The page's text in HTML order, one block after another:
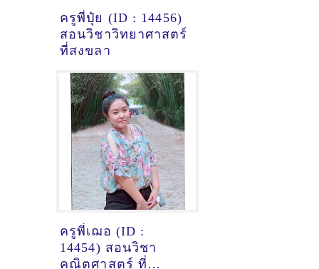
ครูพี่ปุ๋ย (ID : 14456)
สอนวิชาวิทยาศาสตร์
ที่สงขลา
ครูพี่เฌอ (ID :
14454) สอนวิชา
คณิตศาสตร์ ที่